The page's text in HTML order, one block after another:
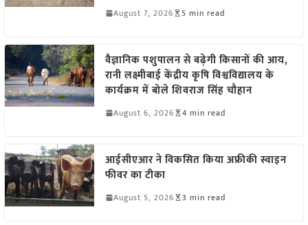
August 7, 2026 5 min read
वैज्ञानिक पशुपालन से बढ़ेगी किसानों की आय,
रानी लक्ष्मीबाई केंद्रीय कृषि विश्वविद्यालय के
कार्यक्रम में बोले शिवराज सिंह चौहान
August 6, 2026 4 min read
आईसीएआर ने विकसित किया अफ्रीकी स्वाइन
फीवर का टीका
August 5, 2026 3 min read